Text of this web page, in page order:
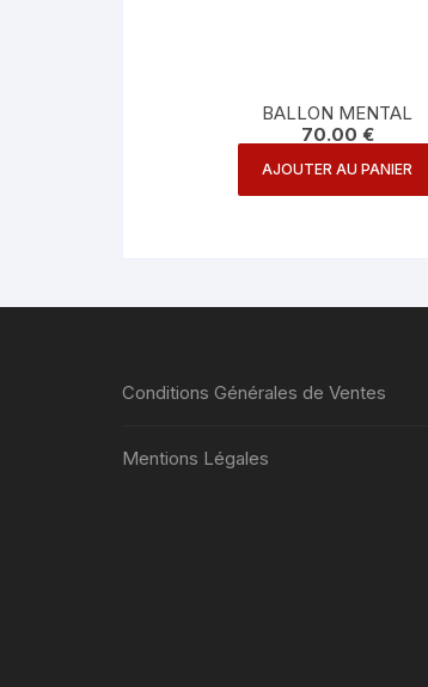
BALLON MENTAL
70.00 €
AJOUTER AU PANIER
Conditions Générales de Ventes
Mentions Légales